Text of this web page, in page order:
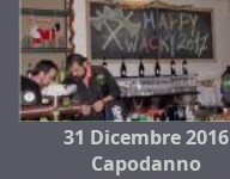
31 Dicembre 2016
Capodanno